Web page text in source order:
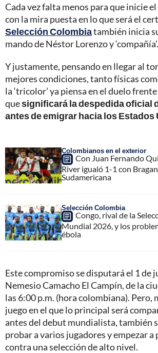
Cada vez falta menos para que inicie el
con la mira puesta en lo que será el
Selección Colombiatambién inicia
mando de Néstor Lorenzo y ‘compañía’.
Y justamente, pensando en llegar al
mejores condiciones, tanto físicas
la ‘tricolor’ ya piensa en el duelo
quesignificará la despedida oficial
antes de emigrar hacia los Estados
Colombianos en el exterior
Con Juan Fernando
River igualó 1-1 con
Sudamericana
Selección Colombia
Congo, rival de la
Mundial 2026, y los
ébola
Este compromiso se disputará el 1 de
Nemesio Camacho El Campín, de la
las 6:00 p.m. (hora colombiana). Pero,
juego en el que lo principal será
antes del debut mundialista, también
probar a varios jugadores y empezar a
contra una selección de alto nivel.